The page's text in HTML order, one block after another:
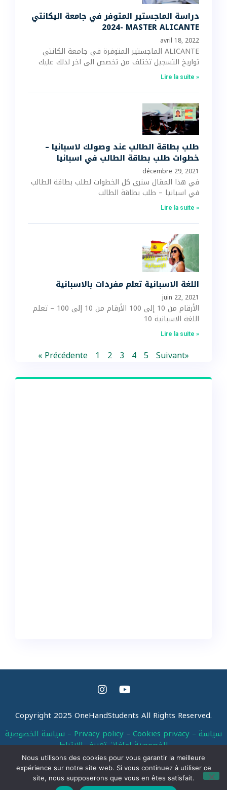
دراسة الماجستير المتوفر في جامعة اليكانتي
2024- MASTER ALICANTE
avril 18, 2022
تواريخ التسجيل تختلف من تخصص الى اخر لذلك عليك
Lire la suite »
طلب بطاقة الطالب عند وصولك لاسبانيا –
خطوات طلب بطاقة الطالب في اسبانيا
décembre 29, 2021
في هذا المقال سنرى كل الخطوات لطلب بطاقة الطالب
في اسبانيا – طلب بطاقة الطالب
Lire la suite »
اللغة الاسبانية تعلم مفردات بالاسبانية
juin 22, 2021
الأرقام من 10 إلى 100 الأرقام من 10 إلى 100 – تعلم
اللغة الاسبانية 10
Lire la suite »
« Précédente 1 2 3 4 5 Suivant»
Copyright 2025 OneHandStudents All Rights Reserved.
سياسة الخصوصية – Privacy policy – Cookies privacy – سياسة
الخصوصية لملفات تعريف الإرتباط
Nous utilisons des cookies pour vous garantir la meilleure
expérience sur notre site web. Si vous continuez à utiliser ce
site, nous supposerons que vous en êtes satisfait.